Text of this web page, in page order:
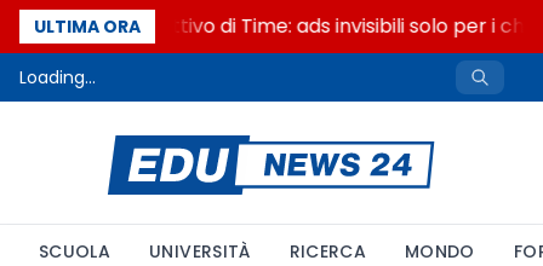
ULTIMA ORA
Il cloaking selettivo di Time: ads invisibili solo per i
Loading...
SCUOLA UNIVERSITÀ RICERCA MONDO